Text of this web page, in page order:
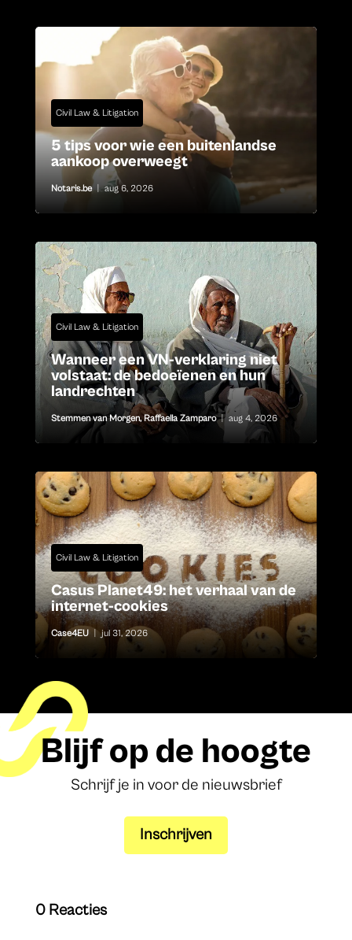
Civil Law & Litigation
5 tips voor wie een buitenlandse
aankoop overweegt
Notaris.be | aug 6, 2026
Civil Law & Litigation
Wanneer een VN-verklaring niet
volstaat: de bedoeïenen en hun
landrechten
Stemmen van Morgen,Raffaella Zamparo | aug 4, 2026
Civil Law & Litigation
Casus Planet49: het verhaal van de
internet-cookies
Case4EU jul 31, 2026
Blijf op de hoogte
Schrijf je in voor de nieuwsbrief
Inschrijven
0 Reacties